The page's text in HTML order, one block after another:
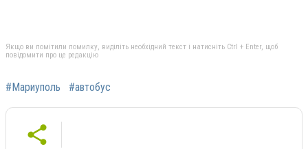
Якщо ви помітили помилку, виділіть необхідний текст і натисніть Ctrl + Enter, щоб
повідомити про це редакцію
#Мариуполь #автобус